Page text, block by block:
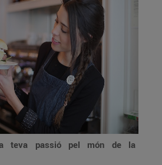
teva passió pel món de la